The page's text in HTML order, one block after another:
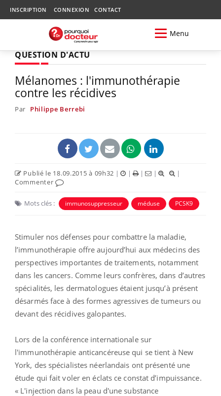
INSCRIPTION CONNEXION CONTACT
Menu
QUESTION D'ACTU
Mélanomes : l'immunothérapie
contre les récidives
Par Philippe Berrebi
Publié le 18.09.2015 à 09h32 | | | |
|
Commenter
Mots clés : immunosuppresseur méduse PCSK9
Stimuler nos défenses pour combattre la maladie,
l’immunothérapie offre aujourd’hui aux médecins des
perspectives importantes de traitements, notamment
dans les cancers. Comme leurs confrères, dans d’autres
spécialités, les dermatologues étaient jusqu’à présent
désarmés face à des formes agressives de tumeurs ou
devant des récidives galopantes.
Lors de la conférence internationale sur
l'immunothérapie anticancéreuse qui se tient à New
York, des spécialistes néerlandais ont présenté une
étude qui fait voler en éclats ce constat d’impuissance.
« L'injection dans la peau d'une substance